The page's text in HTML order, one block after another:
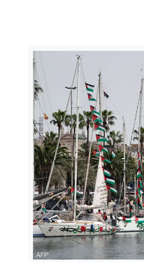
قلنديا يصفون واقع المخيم
الصوديوم".. أطباء يحذرون من
الأوكراني على كورسك..
سبتة، باعتباره استثناءً تقدمياً
تخترق إيران إسرائيل من